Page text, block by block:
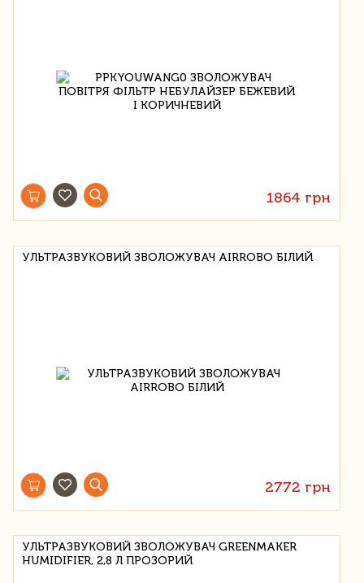
1864 грн
УЛЬТРАЗВУКОВИЙ ЗВОЛОЖУВАЧ AIRROBO БІЛИЙ
2772 грн
УЛЬТРАЗВУКОВИЙ ЗВОЛОЖУВАЧ GREENMAKER
HUMIDIFIER, 2,8 Л ПРОЗОРИЙ